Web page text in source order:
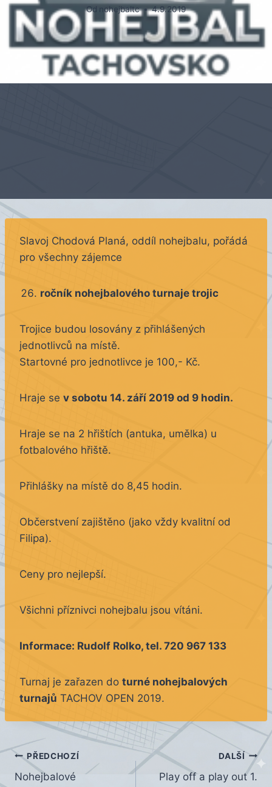
Od nohejbaltc 4.9.2019
Slavoj Chodová Planá, oddíl nohejbalu, pořádá
pro všechny zájemce
ročník nohejbalového turnaje trojic
Trojice budou losovány z přihlášených
jednotlivců na místě.
Startovné pro jednotlivce je 100,- Kč.
Hraje se v sobotu 14. září 2019 od 9 hodin.
Hraje se na 2 hřištích (antuka, umělka) u
fotbalového hřiště.
Přihlášky na místě do 8,45 hodin.
Občerstvení zajištěno (jako vždy kvalitní od
Filipa).
Ceny pro nejlepší.
Všichni příznivci nohejbalu jsou vítáni.
Informace: Rudolf Rolko, tel. 720 967 133
Turnaj je zařazen do turné nohejbalových
turnajů TACHOV OPEN 2019.
Navigace
PŘEDCHOZÍ
Nohejbalové
DALŠÍ
Play off a play out 1.